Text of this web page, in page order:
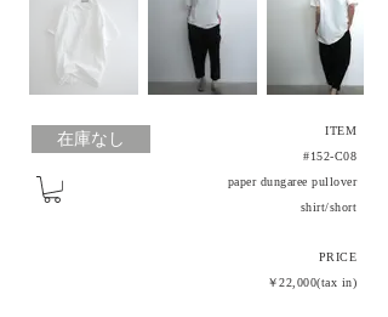
在庫なし
ITEM
#152-C08
paper dungaree pullover
shirt/short
PRICE
￥22,000(tax in)